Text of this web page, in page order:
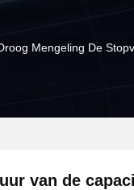
Mengeling De
van de